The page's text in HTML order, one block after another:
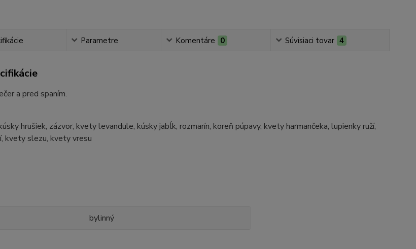
Parametre Komentáre 0 Súvisiaci tovar 4
a pred spaním.
hrušiek, zázvor, kvety levandule, kúsky jabĺk, rozmarín, koreň púpavy, kvety harmančeka, lupienky ruží,
kvety slezu, kvety vresu
bylinný